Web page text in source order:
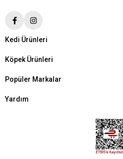
Kedi Ürünleri
Köpek Ürünleri
Popüler Markalar
Yardım